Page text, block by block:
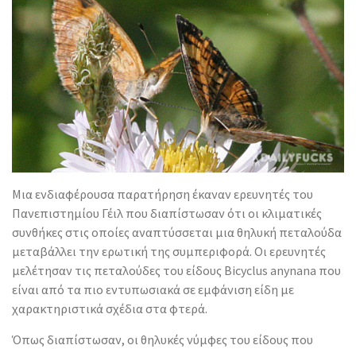
Μια ενδιαφέρουσα παρατήρηση έκαναν ερευνητές του
Πανεπιστημίου Γέιλ που διαπίστωσαν ότι οι κλιματικές
συνθήκες στις οποίες αναπτύσσεται μια θηλυκή πεταλούδα
μεταβάλλει την ερωτική της συμπεριφορά. Οι ερευνητές
μελέτησαν τις πεταλούδες του είδους Βicyclus anynana που
είναι από τα πιο εντυπωσιακά σε εμφάνιση είδη με
χαρακτηριστικά σχέδια στα φτερά.
Όπως διαπίστωσαν, οι θηλυκές νύμφες του είδους που